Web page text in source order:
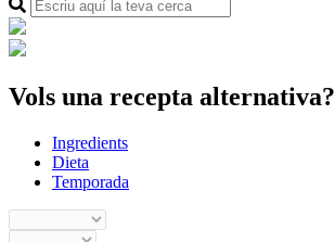
Vols una recepta alternativa?
Ingredients
Dieta
Temporada